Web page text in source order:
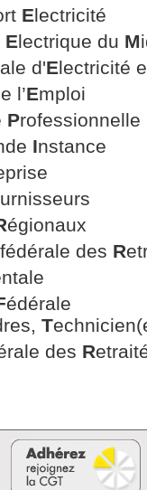
Electricité
Electrique du M
d'Electricité
l’Emploi
Professionnelle
Instance
égionaux
des R
édérale
T
des R